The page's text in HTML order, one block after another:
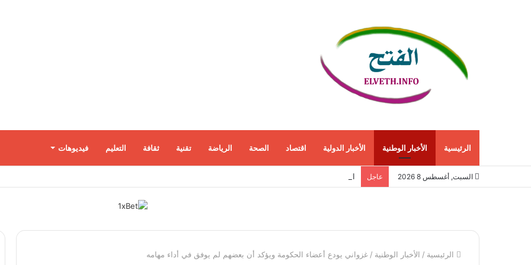
الرئيسية الأخبار الوطنية الأخبار الدولية اقتصاد الصحة الرياضة تقنية ثقافة التعليم فيديوهات
السبت, أغسطس 8 2026 عاجل الاقتصاد الأمريكي ينمو 1.5% في الربع الثاني مع استمرار قوة الطلب المحلي
الرئيسية / الأخبار الوطنية / غزواني يودع أعضاء الحكومة ويؤكد أن بعضهم لم يوفق في أداء مهامه